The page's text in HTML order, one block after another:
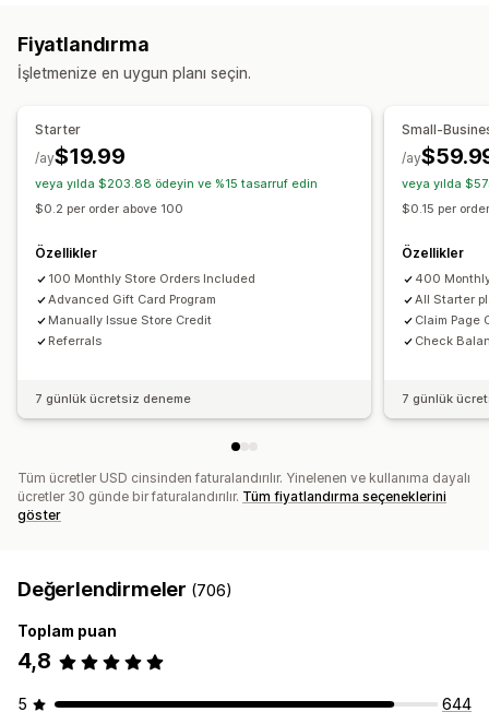
Özelleştirme
Özel tutarlar
Özel tasarım Özel e-posta
Hatırlatıcılar
Teslimat seçenekleri
Toplu gönderim Özel tarih E-posta
Randevulu teslimat
SMS
Yüz yüze
Yönlendirmeler Abonelikler
Damgalı veya delikli kartlar Hediye kartı programları
Sunabileceğiniz ödüller
Hediye kartları
POS ödülleri
Ücretsiz kargo
Erken erişim
Özel ödüller
Fiyatlandırma
İşletmenize en uygun planı seçin.
Starter
$19.99
/ay
veya yılda $203.88 ödeyin ve %15 tasarruf edin
$0.2 per order above 100
Özellikler
100 Monthly Store Orders Included
Advanced Gift Card Program
Manually Issue Store Credit
Referrals
7 günlük ücretsiz deneme
Small-
/ay
veya yılda
$0.15 per
Özellikler
400
All Starter
Claim Page
Check
7 günlük
Tüm ücretler USD cinsinden faturalandırılır. Yinelenen ve kullanıma dayalı
ücretler 30 günde bir faturalandırılır. Tüm fiyatlandırma seçeneklerini
göster
Değerlendirmeler (706)
Toplam puan
4,8
5
644